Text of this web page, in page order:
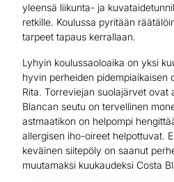
yleensä liikunta- ja
retkille. Koulussa pyritään
tarpeet tapaus kerrallaan.
Lyhyin koulussaoloaika on yksi
hyvin perheiden pidempiaikaisen
Rita. Torreviejan suolajärvet ovat
Blancan seutu on tervellinen
astmaatikon on helpompi
allergisen iho-oireet helpottuvat.
keväinen siitepöly on saanut
muutamaksi kuukaudeksi Costa